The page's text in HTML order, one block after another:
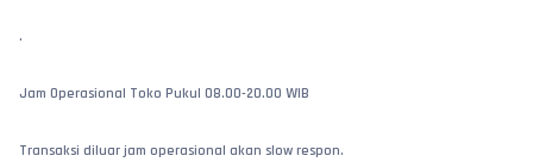
.
Jam Operasional Toko Pukul 08.00-20.00 WIB
Transaksi diluar jam operasional akan slow respon.